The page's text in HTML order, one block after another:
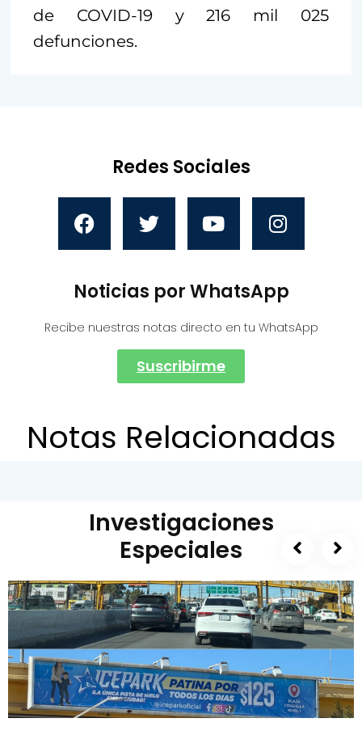
de COVID-19 y 216 mil 025
defunciones.
Redes Sociales
Noticias por WhatsApp
Recibe nuestras notas directo en tu WhatsApp
Suscribirme
Notas Relacionadas
Investigaciones
Especiales